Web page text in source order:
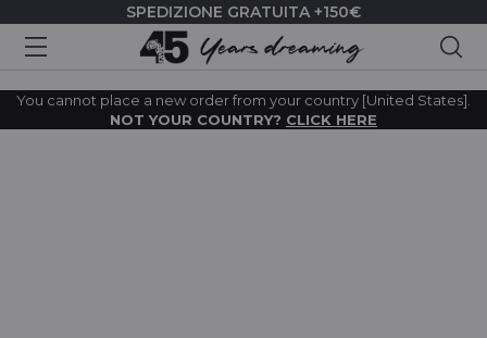
SPEDIZIONE GRATUITA +150€
You cannot place a new order from your country [United States].
NOT YOUR COUNTRY? CLICK HERE